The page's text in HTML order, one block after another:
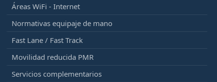
Áreas WiFi - Internet
Normativas equipaje de mano
Fast Lane / Fast Track
Movilidad reducida PMR
Servicios complementarios